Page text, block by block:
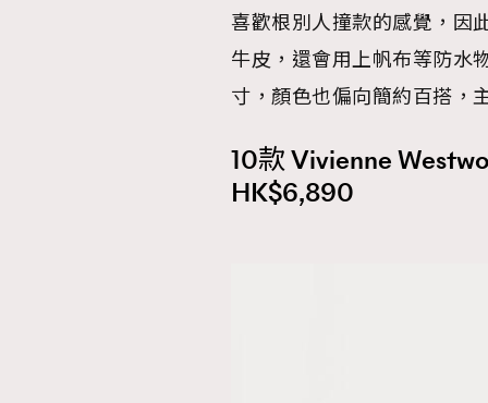
本人已詳閱並同意遵守本文列明條款及細則。 請
公司的私隱政策聲明。
本人願意接收新傳媒集團的最新消息及其他宣
喜歡根別人撞款的感覺，因
牛皮，還會用上帆布等防水
寸，顏色也偏向簡約百搭，
10款 Vivienne
HK$6,890